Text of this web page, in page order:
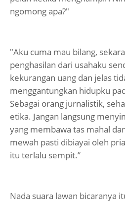
ngomong apa?"
"Aku cuma mau bilang,
penghasilan dari usahaku
kekurangan uang dan jelas
menggantungkan hidupku
Sebagai orang jurnalistik,
etika. Jangan langsung
yang membawa tas mahal
mewah pasti dibiayai oleh
itu terlalu sempit.”
Nada suara lawan bicaranya